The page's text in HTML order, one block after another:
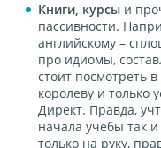
Книги, курсы и
пассивности.
английскому –
про идиомы,
стоит посмотреть
королеву и только
Директ. Правда,
начала учебы так
только на руку,